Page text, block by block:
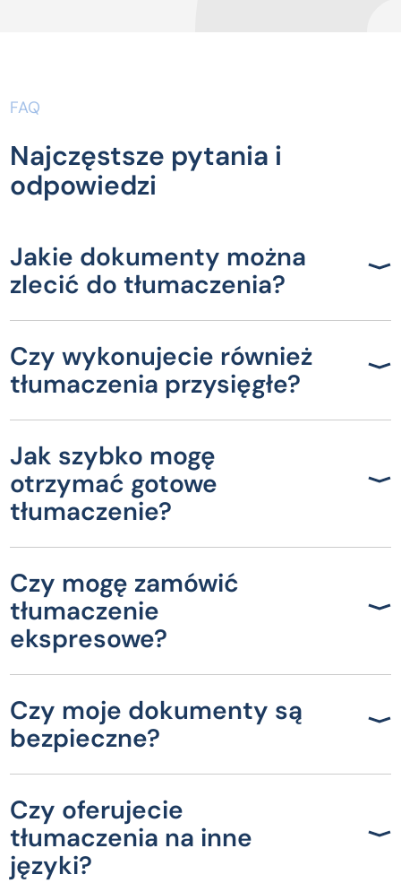
FAQ
Najczęstsze pytania i
odpowiedzi
Jakie dokumenty można
zlecić do tłumaczenia?
Czy wykonujecie również
tłumaczenia przysięgłe?
Jak szybko mogę
otrzymać gotowe
tłumaczenie?
Czy mogę zamówić
tłumaczenie
ekspresowe?
Czy moje dokumenty są
bezpieczne?
Czy oferujecie
tłumaczenia na inne
języki?